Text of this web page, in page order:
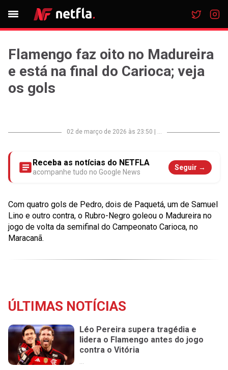
Flamengo faz oito no Madureira
e está na final do Carioca; veja
os gols
02 de março de 2026 às 23:50 ...
Receba as notícias do NETFLA
acompanhe tudo no Google News
Seguir →
Com quatro gols de Pedro, dois de Paquetá, um de Samuel
Lino e outro contra, o Rubro-Negro goleou o Madureira no
jogo de volta da semifinal do Campeonato Carioca, no
Maracanã.
ÚLTIMAS NOTÍCIAS
Léo Pereira supera tragédia e
lidera o Flamengo antes do jogo
contra o Vitória
...